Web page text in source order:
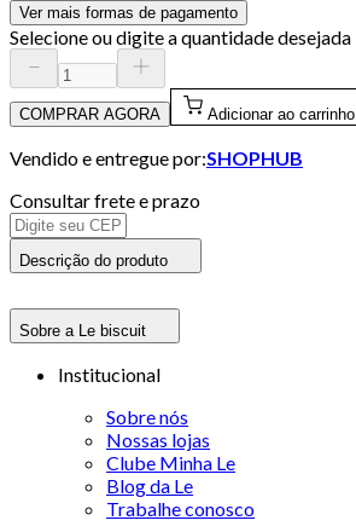
Ver mais formas de pagamento
Selecione ou digite a quantidade desejada
COMPRAR AGORA Adicionar ao carrinho
Vendido e entregue por:SHOPHUB
Consultar frete e prazo
Descrição do produto
Sobre a Le biscuit
Institucional
Sobre nós
Nossas lojas
Clube Minha Le
Blog da Le
Trabalhe conosco